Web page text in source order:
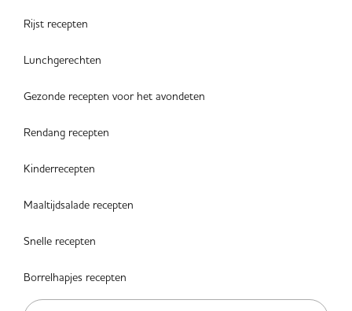
Rijst recepten
Lunchgerechten
Gezonde recepten voor het avondeten
Rendang recepten
Kinderrecepten
Maaltijdsalade recepten
Snelle recepten
Borrelhapjes recepten